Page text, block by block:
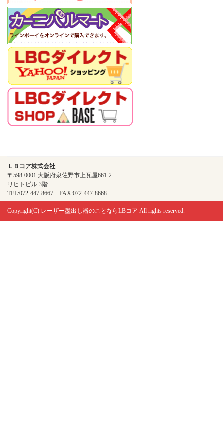
ＬＢコア株式会社
〒598-0001 大阪府泉佐野市上瓦屋661-2
リヒトビル 3階
TEL:072-447-8667 FAX:072-447-8668
Copyright(C) レーザー墨出し器のことならLBコア All rights reserved.